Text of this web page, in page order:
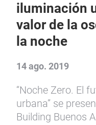
iluminación
valor de la
la noche
14 ago. 2019
“Noche Zero. El
urbana” se
Building Buenos